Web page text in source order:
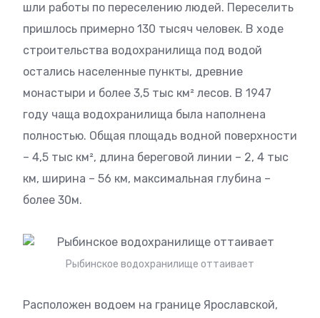
шли работы по переселению людей. Переселить
пришлось примерно 130 тысяч человек. В ходе
строительства водохранилища под водой
остались населенные пункты, древние
монастыри и более 3,5 тыс км² лесов. В 1947
году чаща водохранилища была наполнена
полностью. Общая площадь водной поверхности
– 4,5 тыс км², длина береговой линии – 2, 4 тыс
км, ширина – 56 км, максимальная глубина –
более 30м.
Рыбинское водохранилище оттаивает
Расположен водоем на границе Ярославской,